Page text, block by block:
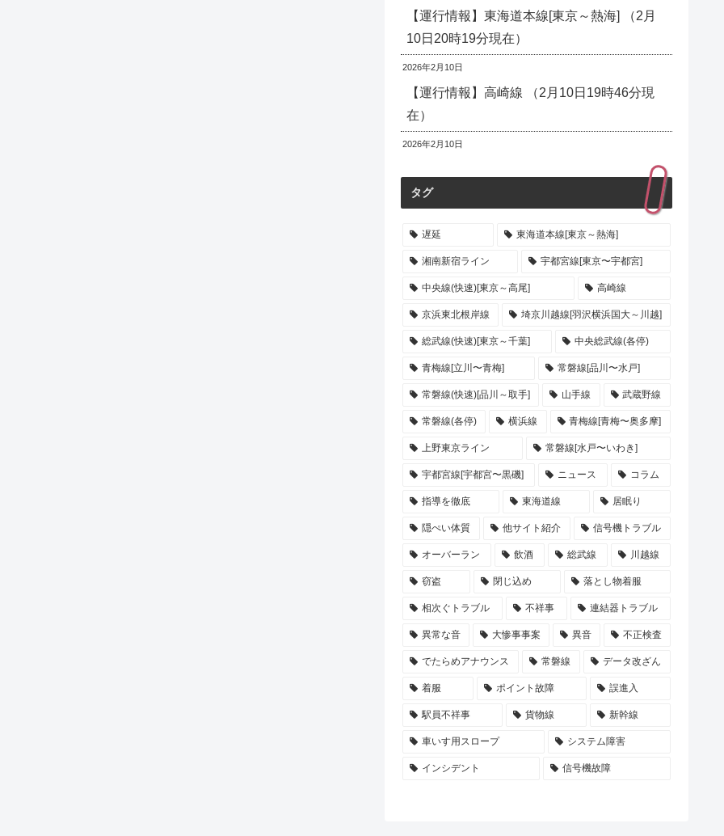
【運行情報】東海道本線[東京～熱海] （2月
10日20時19分現在）
2026年2月10日
【運行情報】高崎線 （2月10日19時46分現
在）
2026年2月10日
タグ
遅延 東海道本線[東京～熱海]
湘南新宿ライン 宇都宮線[東京〜宇都宮]
中央線(快速)[東京～高尾] 高崎線
京浜東北根岸線 埼京川越線[羽沢横浜国大～川越]
総武線(快速)[東京～千葉] 中央総武線(各停)
青梅線[立川〜青梅] 常磐線[品川〜水戸]
常磐線(快速)[品川～取手] 山手線 武蔵野線
常磐線(各停) 横浜線 青梅線[青梅〜奥多摩]
上野東京ライン 常磐線[水戸〜いわき]
宇都宮線[宇都宮〜黒磯] ニュース コラム
指導を徹底 東海道線 居眠り
隠ぺい体質 他サイト紹介 信号機トラブル
オーバーラン 飲酒 総武線 川越線
窃盗 閉じ込め 落とし物着服
相次ぐトラブル 不祥事 連結器トラブル
異常な音 大惨事事案 異音 不正検査
でたらめアナウンス 常磐線 データ改ざん
着服 ポイント故障 誤進入
駅員不祥事 貨物線 新幹線
車いす用スロープ システム障害
インシデント 信号機故障